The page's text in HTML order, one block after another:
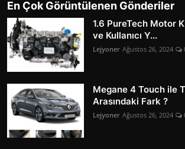
En Çok Görüntülenen Gönderiler
1.6 PureTech Motor
ve Kullanıcı Y...
Lejyoner Ağustos 26, 2024
Megane 4 Touch ile
Arasındaki Fark ?
Lejyoner Ağustos 26, 2024